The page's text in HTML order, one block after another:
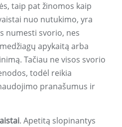
taip pat žinomos kaip
nuo nutukimo, yra
numesti svorio, nes
apykaitą arba
Tačiau ne visos svorio
todėl reikia
pranašumus ir
. Apetitą slopinantys